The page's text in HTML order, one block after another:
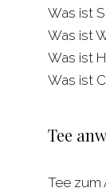
Was ist
Was ist
Was ist
Was ist
Tee
Tee zum